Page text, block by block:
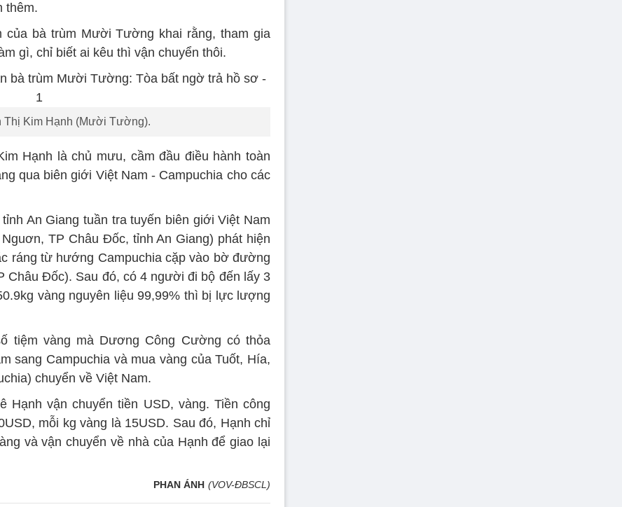
thêm.
bà trùm Mười Tường khai rằng, tham gia
gì, chỉ biết ai kêu thì vận chuyển thôi.
Thị Kim Hạnh (Mười Tường).
Hạnh là chủ mưu, cầm đầu điều hành toàn
qua biên giới Việt Nam - Campuchia cho các
An Giang tuần tra tuyến biên giới Việt Nam
TP Châu Đốc, tỉnh An Giang) phát hiện
ráng từ hướng Campuchia cặp vào bờ đường
Châu Đốc). Sau đó, có 4 người đi bộ đến lấy 3
vàng nguyên liệu 99,99% thì bị lực lượng
tiệm vàng mà Dương Công Cường có thỏa
sang Campuchia và mua vàng của Tuốt, Hía,
chuyển về Việt Nam.
Hạnh vận chuyển tiền USD, vàng. Tiền công
mỗi kg vàng là 15USD. Sau đó, Hạnh chỉ
và vận chuyển về nhà của Hạnh để giao lại
PHAN ÁNH (VOV-ĐBSCL)